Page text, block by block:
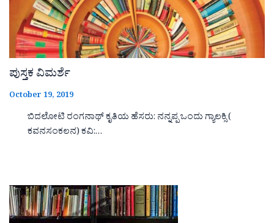
ಪುಸ್ತಕ ವಿಮರ್ಶೆ
October 19, 2019
ಬಿದಲೋಟಿ ರಂಗನಾಥ್ ಕೃತಿಯ ಹೆಸರು: ನನ್ನಪ್ಪ ಒಂದು ಗ್ಯಾಲಕ್ಸಿ (
ಕವನಸಂಕಲನ) ಕವಿ:…